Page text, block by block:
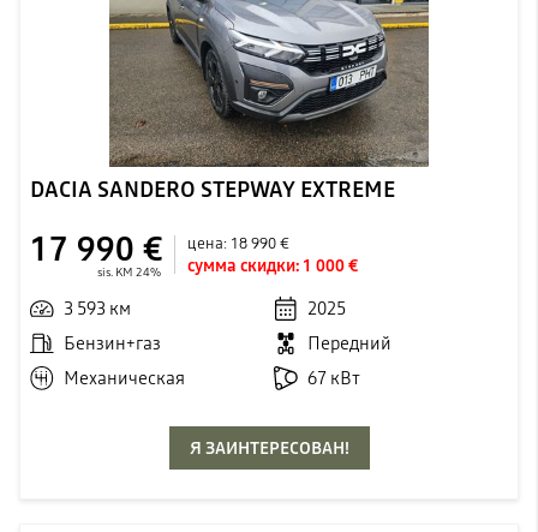
DACIA SANDERO STEPWAY EXTREME
17 990 €
sis. KM 24%
цена: 18 990 €
сумма скидки: 1 000 €
3 593 км
2025
Бензин+газ
Передний
Механическая
67 кВт
Я ЗАИНТЕРЕСОВАН!